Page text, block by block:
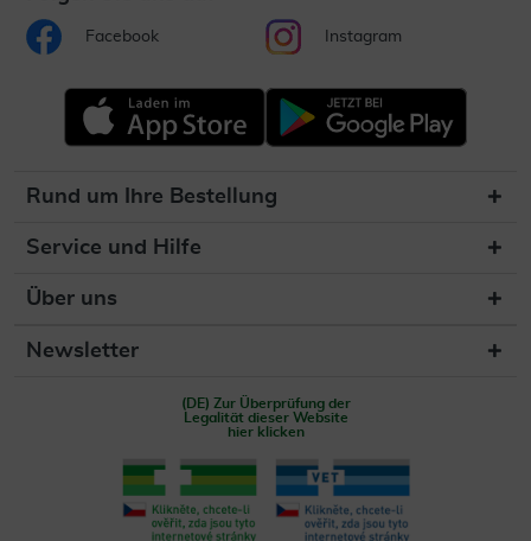
Facebook Instagram
Rund um Ihre Bestellung
Service und Hilfe
Über uns
Newsletter
(DE) Zur Überprüfung der
Legalität dieser Website
hier klicken